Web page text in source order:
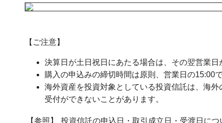
【ご注意】
決算日が土日祝日にあたる場合は、その翌営業
購入の申込みの締切時間は原則、営業日の15:00
海外資産を投資対象としている投資信託は、海
受付ができないことがあります。
【参照】 投資信託の申込日・取引成立日・受渡日に